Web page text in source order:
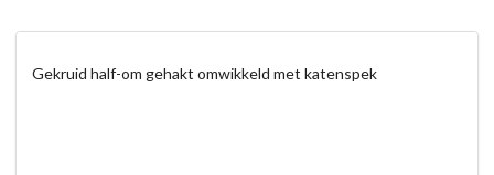
Gekruid half-om gehakt omwikkeld met katenspek